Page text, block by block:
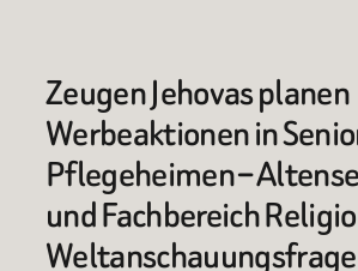
Zeugen Jehovas planen
Werbeaktionen in
Pflegeheimen –
und Fachbereich